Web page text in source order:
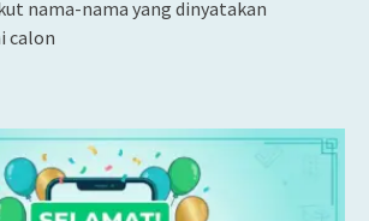
nama-nama yang dinyatakan
calon